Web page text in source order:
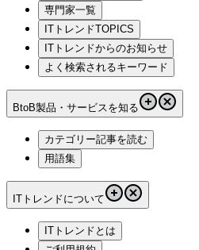
専門家一覧
ITトレンドTOPICS
ITトレンドからのお知らせ
よく検索されるキーワード
BtoB製品・サービスを知る
カテゴリー記事を読む
用語集
ITトレンドについて
ITトレンドとは